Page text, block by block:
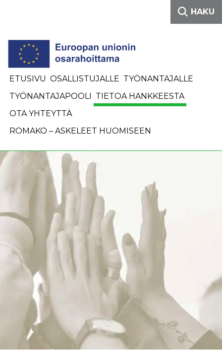
HAKU
ETUSIVU OSALLISTUJALLE TYÖNANTAJALLE
TYÖNANTAJAPOOLI TIETOA HANKKEESTA
OTA YHTEYTTÄ
ROMAKO – ASKELEET HUOMISEEN